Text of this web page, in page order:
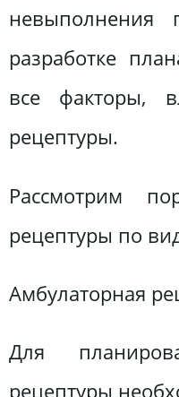
невыполнения
разработке
все факторы,
рецептуры.
Рассмотрим
рецептуры по
Амбулаторная
Для